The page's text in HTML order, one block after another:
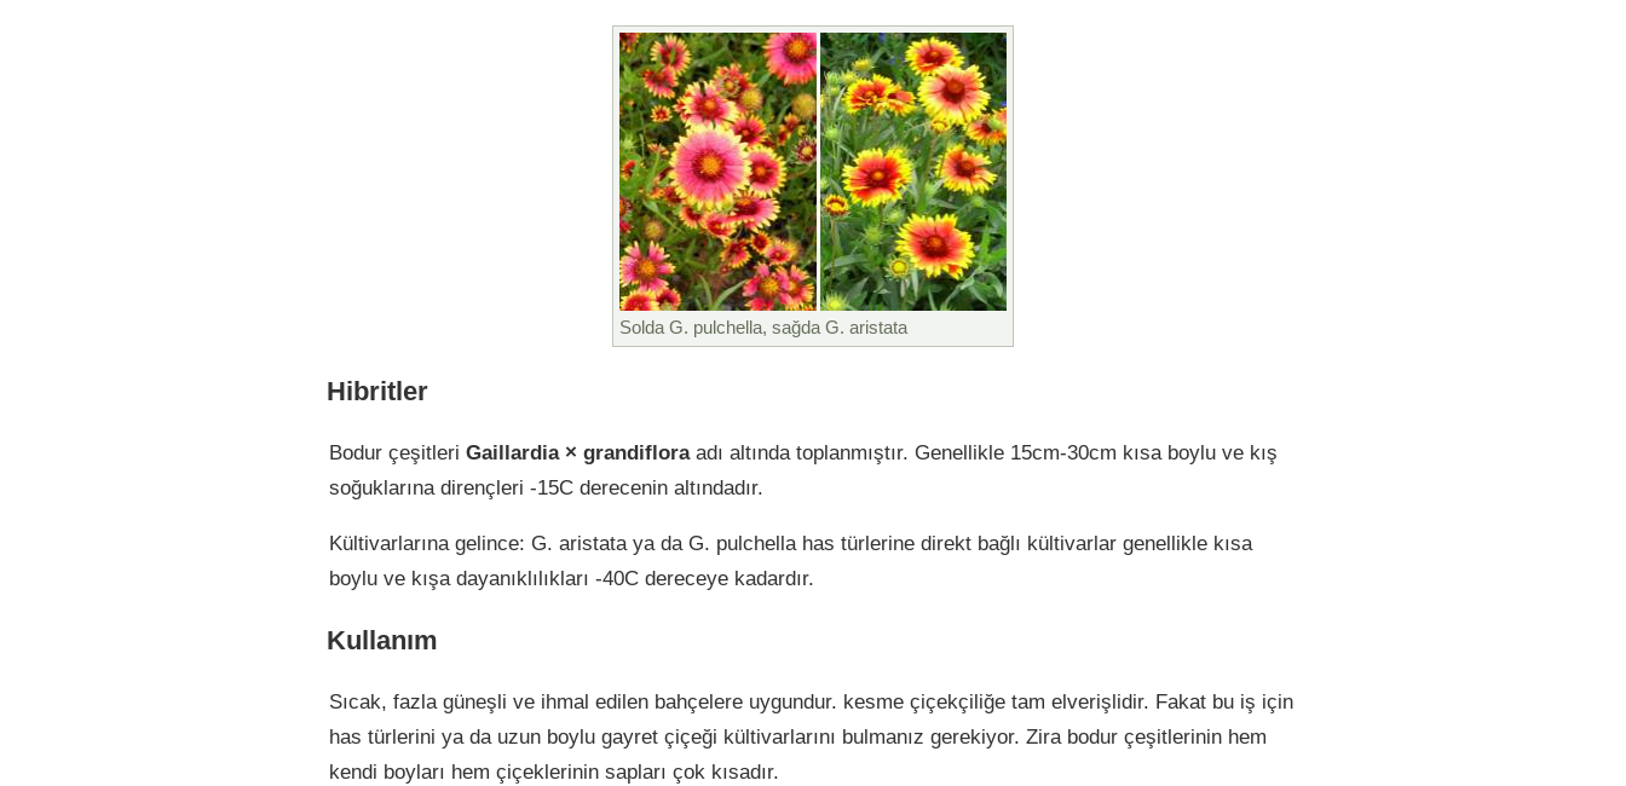
Solda G. pulchella, sağda G. aristata
Hibritler
Bodur çeşitleri Gaillardia × grandifloraadı altında toplanmıştır. Genellikle 15cm-30cm kısa boylu ve kış
soğuklarına dirençleri -15C derecenin altındadır.
Kültivarlarına gelince: G. aristata ya da G. pulchella has türlerine direkt bağlı kültivarlar genellikle kısa
boylu ve kışa dayanıklılıkları -40C dereceye kadardır.
Kullanım
Sıcak, fazla güneşli ve ihmal edilen bahçelere uygundur. kesme çiçekçiliğe tam elverişlidir. Fakat bu iş için
has türlerini ya da uzun boylu gayret çiçeği kültivarlarını bulmanız gerekiyor. Zira bodur çeşitlerinin hem
kendi boyları hem çiçeklerinin sapları çok kısadır.